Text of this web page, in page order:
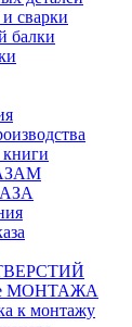
сварки
балки
МОНТАЖА
к монтажу